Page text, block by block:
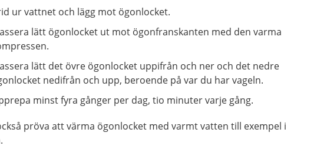
ur vattnet och lägg mot ögonlocket.
lätt ögonlocket ut mot ögonfranskanten med den varma
lätt det övre ögonlocket uppifrån och ner och det nedre
nedifrån och upp, beroende på var du har vageln.
minst fyra gånger per dag, tio minuter varje gång.
pröva att värma ögonlocket med varmt vatten till exempel i